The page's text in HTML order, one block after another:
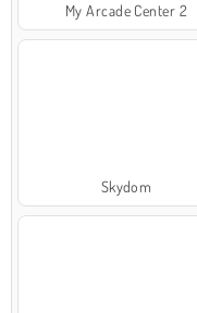
My Arcade Center 2
Skydom